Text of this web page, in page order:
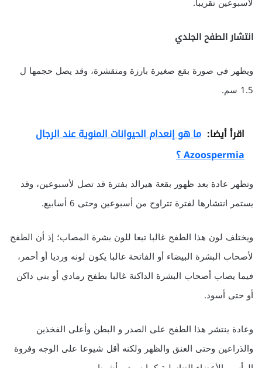
انتشار الطفح الجلدي
ويظهر في صورة بقع صغيرة بارزة ومتقشرة، وقد يصل حجمها ل
1.5 سم.
اقرأ أيضا: ما هو إنعدام الحيوانات المنوية عند الرجال
Azoospermia ؟
وتظهر عادة بعد ظهور بقعة هيرالد بفترة قد تصل لأسبوعين، وقد
يستمر انتشارها لفترة تتراوح من أسبوعين وحتى 6 أسابيع.
ويختلف لون هذا الطفح غالبا تبعا للون بشرة المصاب؛ إذ أن الطفح
لأصحاب البشرة البيضاء أو الفاتحة غالبا يكون لونه ورديا أو أحمر،
فيما يصاب أصحاب البشرة الداكنة غالبا بطفح رمادي أو بني داكن
أو حتى أسود.
وعادة ينتشر هذا الطفح على الصدر و البطن وأعلى الفخذين
والذراعين وحتى العنق والظهر ولكنه أقل شيوعا على الوجه وفروة